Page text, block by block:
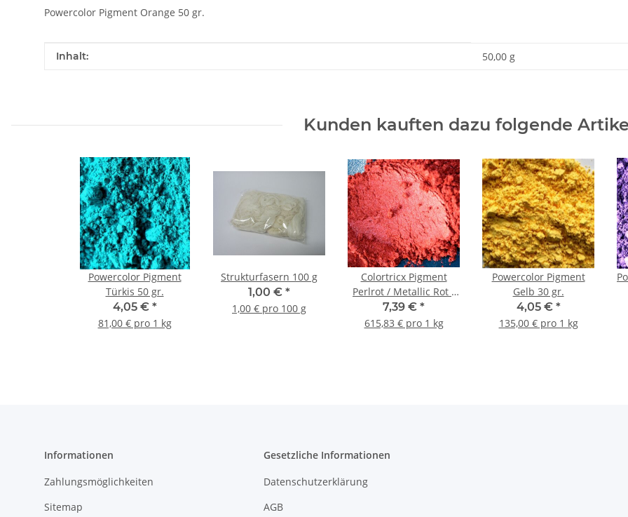
Powercolor Pigment Orange 50 gr.
Produkteigenschaft
Wert
Inhalt: 50,00 g
Kunden kauften dazu folgende
Powercolor Pigment
Türkis 50 gr.
4,05 € *
81,00 € pro 1 kg
Strukturfasern 100 g
1,00 € *
1,00 € pro 100 g
Colortricx Pigment
Perlrot / Metallic Rot /
Red Pearl 12 gr.
7,39 € *
615,83 € pro 1 kg
Powercolor Pigment
Gelb 30 gr.
4,05 € *
135,00 € pro 1 kg
Informationen
Zahlungsmöglichkeiten
Sitemap
Gesetzliche Informationen
Datenschutzerklärung
AGB